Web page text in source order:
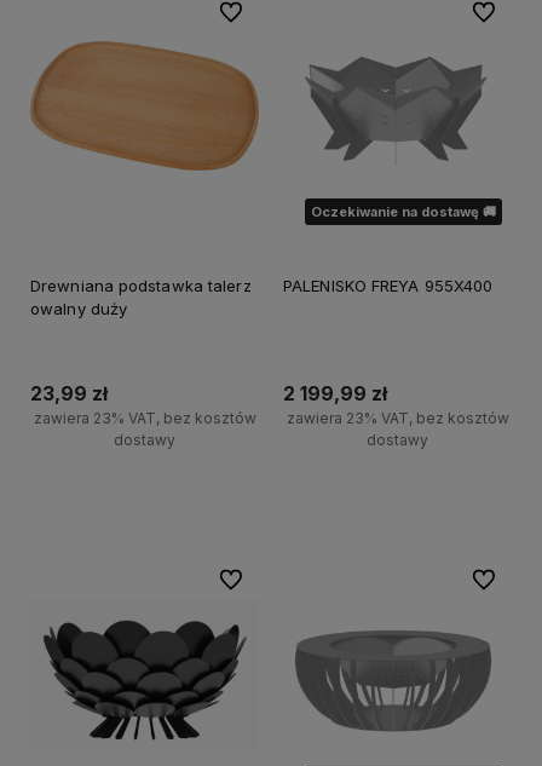
Drewniana podstawka talerz
owalny duży
23,99 zł
zawiera 23% VAT, bez kosztów
dostawy
Do ulubionych
Oczekiwanie na dostawę 🚚
PALENISKO FREYA 955X400
2 199,99 zł
zawiera 23% VAT, bez kosztów
dostawy
Do
Do ulubionych Do